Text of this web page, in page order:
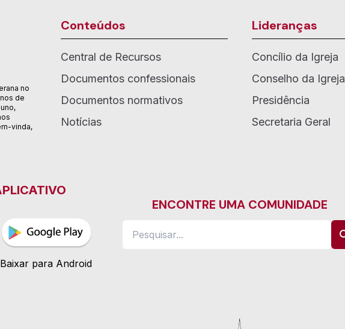
no
de
vinda,
Conteúdos
Central de Recursos
Documentos confessionais
Documentos normativos
Notícias
Lideranças
Concílio da Igreja
Conselho da Igreja
Presidência
Secretaria Geral
Baixar para Android
ENCONTRE UMA COMUNIDADE